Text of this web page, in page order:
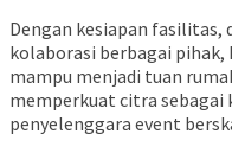
Dengan kesiapan fasilitas,
kolaborasi berbagai
mampu menjadi tuan
memperkuat citra sebagai
penyelenggara event